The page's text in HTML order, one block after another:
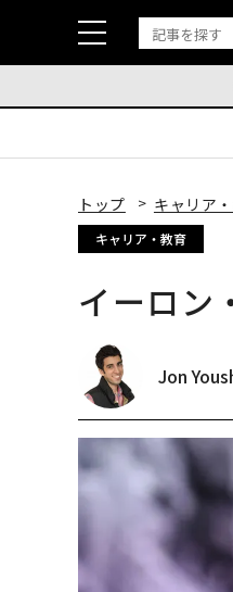
トップ キャリア
キャリア・教育
イーロン
Jon